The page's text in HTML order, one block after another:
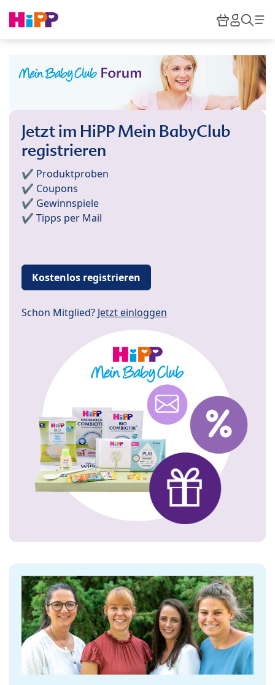
HiPP
Jetzt im HiPP Mein BabyClub
registrieren
✔️ Produktproben
✔️ Coupons
✔️ Gewinnspiele
✔️ Tipps per Mail
Kostenlos registrieren
Schon Mitglied? Jetzt einloggen